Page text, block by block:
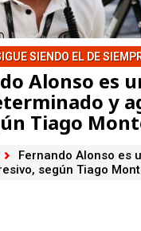
SIENDO EL DE
Alonso es
y
Tiago
Fernando Alonso es
según Tiago